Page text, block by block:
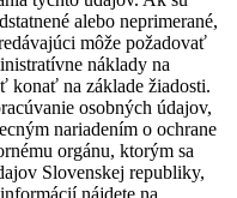
alebo neprimerané,
môže požadovať
náklady na
konať na základe žiadosti.
osobných údajov,
nariadením o ochrane
orgánu, ktorým sa
Slovenskej republiky,
nájdete na